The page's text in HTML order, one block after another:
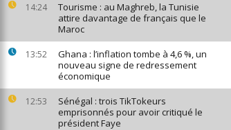
14:24
Tourisme : au Maghreb, la Tunisie
attire davantage de français que le
Maroc
13:52
Ghana : l’inflation tombe à 4,6 %, un
nouveau signe de redressement
économique
12:53
Sénégal : trois TikTokeurs
emprisonnés pour avoir critiqué le
président Faye